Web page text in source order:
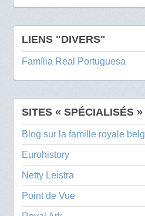
LIENS "DIVERS"
Família Real Portuguesa
SITES « SPÉCIALISÉS »
Blog sur la famille royale
Eurohistory
Netty Leistra
Point de Vue